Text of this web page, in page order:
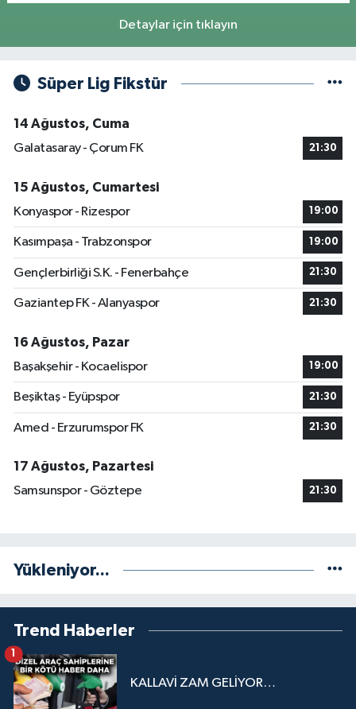
Detaylar için tıklayın
Süper Lig Fikstür
14 Ağustos, Cuma
Galatasaray - Çorum FK
21:30
15 Ağustos, Cumartesi
Konyaspor - Rizespor
19:00
Kasımpaşa - Trabzonspor 19:00
Gençlerbirliği S.K. - Fenerbahçe 21:30
Gaziantep FK - Alanyaspor 21:30
16 Ağustos, Pazar
Başakşehir - Kocaelispor
19:00
Beşiktaş - Eyüpspor 21:30
Amed - Erzurumspor FK 21:30
17 Ağustos, Pazartesi
Samsunspor - Göztepe
21:30
Yükleniyor...
Trend Haberler
KALLAVİ ZAM GELİYOR…
1